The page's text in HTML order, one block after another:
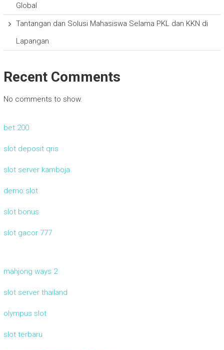
Global
Tantangan dan Solusi Mahasiswa Selama PKL dan KKN di
Lapangan
Recent Comments
No comments to show.
bet 200
slot deposit qris
slot server kamboja
demo slot
slot bonus
slot gacor 777
mahjong ways 2
slot server thailand
olympus slot
slot terbaru